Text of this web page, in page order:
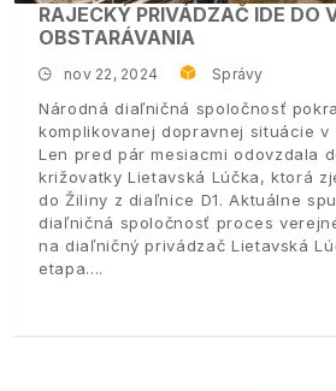
RAJECKÝ PRIVÁDZAČ IDE DO
OBSTARÁVANIA
nov 22, 2024 Správy
Národná diaľničná spoločnosť
komplikovanej dopravnej situácie v
Len pred pár mesiacmi odovzdala
križovatky Lietavská Lúčka, ktorá
do Žiliny z diaľnice D1. Aktuálne
diaľničná spoločnosť proces
na diaľničný privádzač Lietavská
etapa.